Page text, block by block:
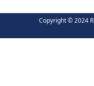
Copyright © 2024